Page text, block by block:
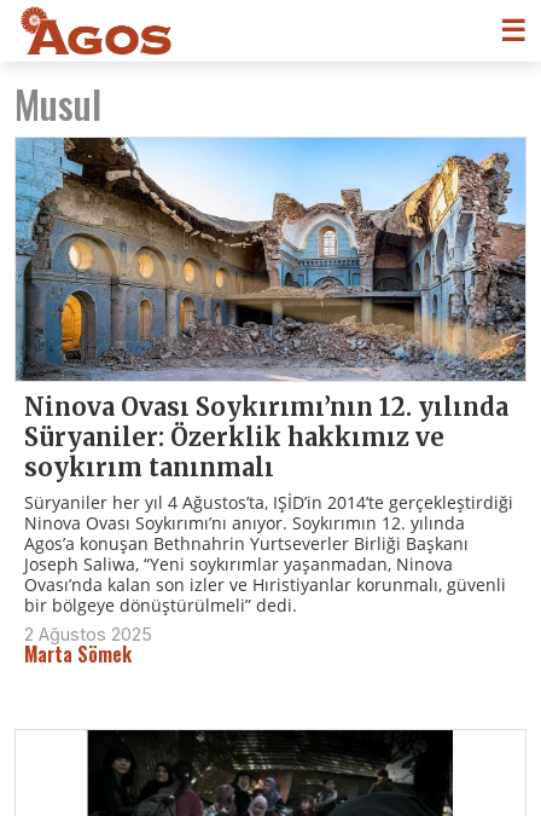
☰
Musul
Ninova Ovası Soykırımı’nın 12. yılında
Süryaniler: Özerklik hakkımız ve
soykırım tanınmalı
Süryaniler her yıl 4 Ağustos’ta, IŞİD’in 2014’te gerçekleştirdiği
Ninova Ovası Soykırımı’nı anıyor. Soykırımın 12. yılında
Agos’a konuşan Bethnahrin Yurtseverler Birliği Başkanı
Joseph Saliwa, “Yeni soykırımlar yaşanmadan, Ninova
Ovası’nda kalan son izler ve Hıristiyanlar korunmalı, güvenli
bir bölgeye dönüştürülmeli” dedi.
2 Ağustos 2025
Marta Sömek